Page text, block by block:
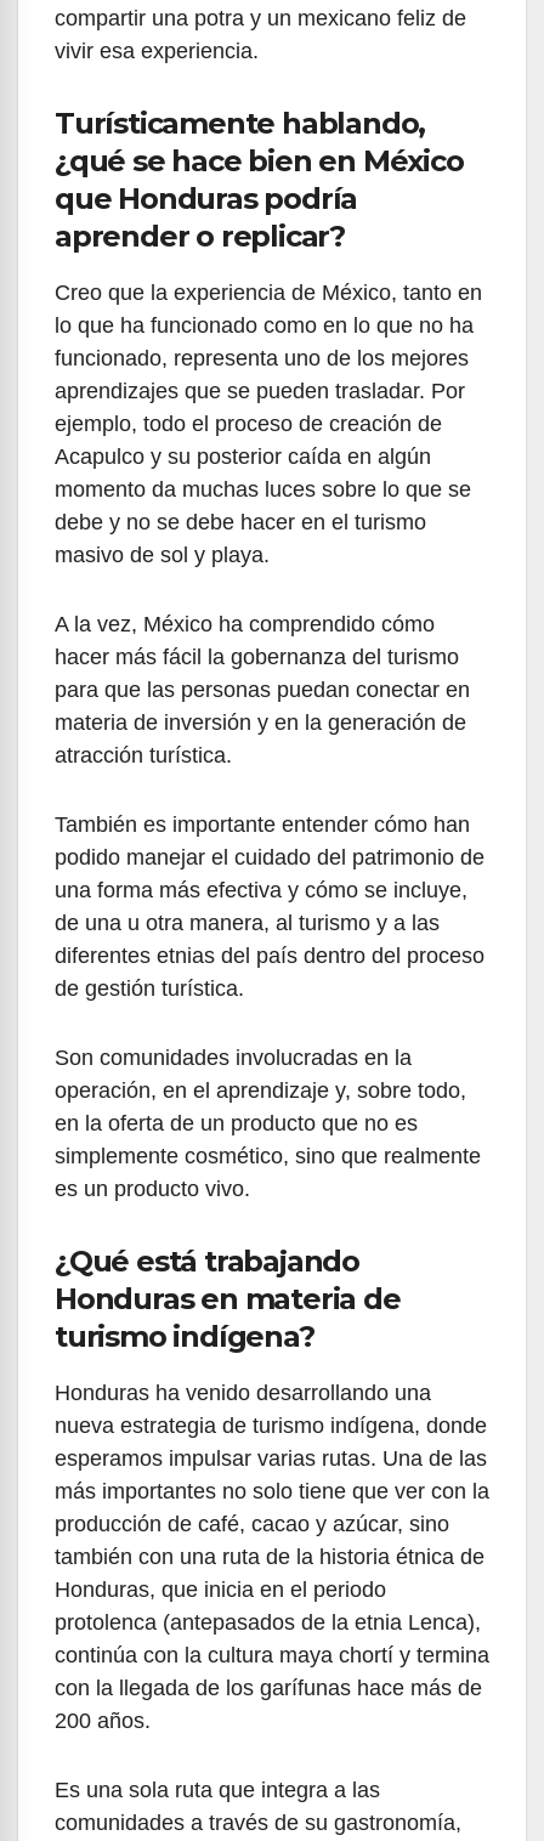
compartir una potra y un mexicano feliz de
vivir esa experiencia.
Turísticamente hablando,
¿qué se hace bien en México
que Honduras podría
aprender o replicar?
Creo que la experiencia de México, tanto en
lo que ha funcionado como en lo que no ha
funcionado, representa uno de los mejores
aprendizajes que se pueden trasladar. Por
ejemplo, todo el proceso de creación de
Acapulco y su posterior caída en algún
momento da muchas luces sobre lo que se
debe y no se debe hacer en el turismo
masivo de sol y playa.
A la vez, México ha comprendido cómo
hacer más fácil la gobernanza del turismo
para que las personas puedan conectar en
materia de inversión y en la generación de
atracción turística.
También es importante entender cómo han
podido manejar el cuidado del patrimonio de
una forma más efectiva y cómo se incluye,
de una u otra manera, al turismo y a las
diferentes etnias del país dentro del proceso
de gestión turística.
Son comunidades involucradas en la
operación, en el aprendizaje y, sobre todo,
en la oferta de un producto que no es
simplemente cosmético, sino que realmente
es un producto vivo.
¿Qué está trabajando
Honduras en materia de
turismo indígena?
Honduras ha venido desarrollando una
nueva estrategia de turismo indígena, donde
esperamos impulsar varias rutas. Una de las
más importantes no solo tiene que ver con la
producción de café, cacao y azúcar, sino
también con una ruta de la historia étnica de
Honduras, que inicia en el periodo
protolenca (antepasados de la etnia Lenca),
continúa con la cultura maya chortí y termina
con la llegada de los garífunas hace más de
200 años.
Es una sola ruta que integra a las
comunidades a través de su gastronomía,